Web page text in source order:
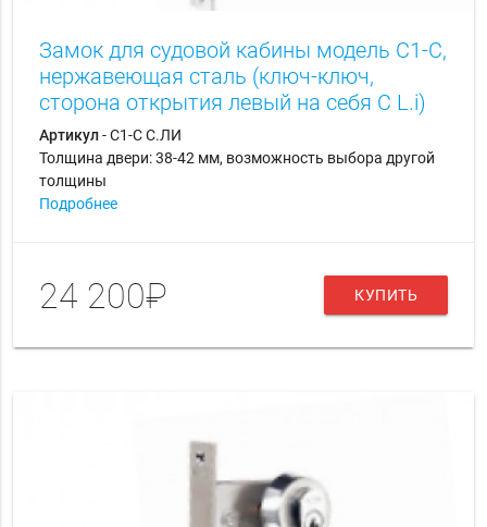
Замок для судовой кабины модель С1-С,
нержавеющая сталь (ключ-ключ,
сторона открытия левый на себя С L.i)
Артикул- С1-С С.ЛИ
Толщина двери: 38-42 мм, возможность выбора другой
толщины
Подробнее
24 200₽ КУПИТЬ